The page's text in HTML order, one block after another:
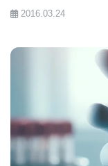
2016.03.24